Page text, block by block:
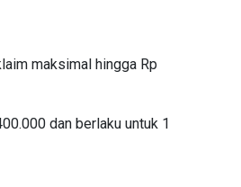
maksimal hingga Rp
dan berlaku untuk 1